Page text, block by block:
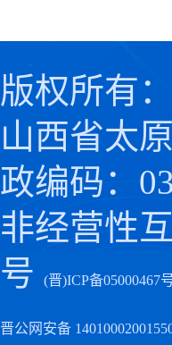
版权所有
山西省太
政编码：
非经营性
号
(晋)ICP备05000467
晋公网安备